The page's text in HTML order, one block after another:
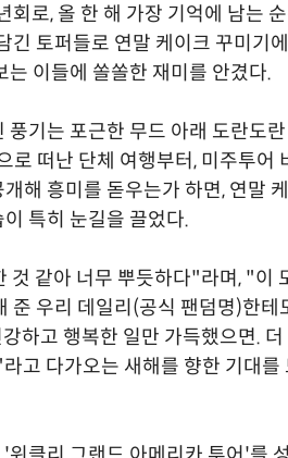
로, 올 한 해 가장 기억에 남는
긴 토퍼들로 연말 케이크 꾸미기
이들에 쏠쏠한 재미를 안겼다.
기는 포근한 무드 아래 도란도
로 떠난 단체 여행부터, 미주투어
해 흥미를 돋우는가 하면, 연말
특히 눈길을 끌었다.
같아 너무 뿌듯하다"라며, "이
준 우리 데일리(공식 팬덤명)한테
하고 행복한 일만 가득했으면. 더
고 다가오는 새해를 향한 기대를